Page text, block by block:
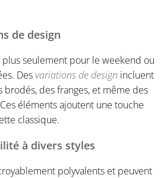
de design
plus seulement pour le weekend ou
Desvariations de design incluent
brodés, des franges, et même des
éléments ajoutent une touche
classique.
à divers styles
polyvalents et peuvent